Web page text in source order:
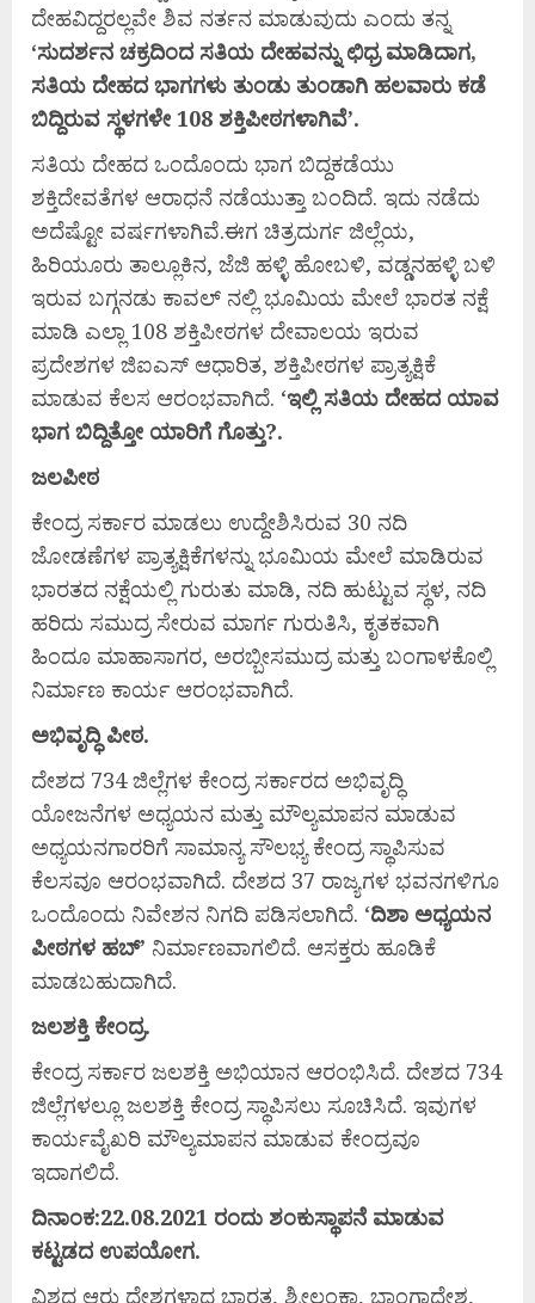
ದೇಹವಿದ್ದರಲ್ಲವೇ ಶಿವ ನರ್ತನ ಮಾಡುವುದು ಎಂದು ತನ್ನ
‘ಸುದರ್ಶನ ಚಕ್ರದಿಂದ ಸತಿಯ ದೇಹವನ್ನು ಛಿಧ್ರಮಾಡಿದಾಗ,
ಸತಿಯ ದೇಹದಭಾಗಗಳು ತುಂಡು ತುಂಡಾಗಿ ಹಲವಾರು ಕಡೆ
ಬಿದ್ದಿರುವ ಸ್ಥಳಗಳೇ 108 ಶಕ್ತಿಪೀಠಗಳಾಗಿವೆ’.
ಸತಿಯ ದೇಹದ ಒಂದೊಂದು ಭಾಗ ಬಿದ್ದಕಡೆಯು
ಶಕ್ತಿದೇವತೆಗಳ ಆರಾಧನೆ ನಡೆಯುತ್ತಾ ಬಂದಿದೆ. ಇದು ನಡೆದು
ಅದೆಷ್ಟೋ ವರ್ಷಗಳಾಗಿವೆ.ಈಗ ಚಿತ್ರದುರ್ಗ ಜಿಲ್ಲೆಯ,
ಹಿರಿಯೂರು ತಾಲ್ಲೂಕಿನ, ಜೆಜಿ ಹಳ್ಳಿ ಹೋಬಳಿ, ವಡ್ಡನಹಳ್ಳಿ ಬಳಿ
ಇರುವ ಬಗ್ಗನಡು ಕಾವಲ್ ನಲ್ಲಿ ಭೂಮಿಯ ಮೇಲೆ ಭಾರತ ನಕ್ಷೆ
ಮಾಡಿ ಎಲ್ಲಾ 108 ಶಕ್ತಿಪೀಠಗಳ ದೇವಾಲಯ ಇರುವ
ಪ್ರದೇಶಗಳ ಜಿಐಎಸ್ ಆಧಾರಿತ, ಶಕ್ತಿಪೀಠಗಳ ಪ್ರಾತ್ಯಕ್ಷಿಕೆ
ಮಾಡುವ ಕೆಲಸ ಆರಂಭವಾಗಿದೆ. ‘ಇಲ್ಲಿ ಸತಿಯ ದೇಹದ ಯಾವ
ಭಾಗ ಬಿದ್ದಿತ್ತೋ ಯಾರಿಗೆ ಗೊತ್ತು?.
ಜಲಪೀಠ
ಕೇಂದ್ರ ಸರ್ಕಾರ ಮಾಡಲು ಉದ್ದೇಶಿಸಿರುವ 30 ನದಿ
ಜೋಡಣೆಗಳ ಪ್ರಾತ್ಯಕ್ಷಿಕೆಗಳನ್ನು ಭೂಮಿಯ ಮೇಲೆ ಮಾಡಿರುವ
ಭಾರತದ ನಕ್ಷೆಯಲ್ಲಿ ಗುರುತು ಮಾಡಿ, ನದಿ ಹುಟ್ಟುವ ಸ್ಥಳ, ನದಿ
ಹರಿದು ಸಮುದ್ರ ಸೇರುವ ಮಾರ್ಗ ಗುರುತಿಸಿ, ಕೃತಕವಾಗಿ
ಹಿಂದೂ ಮಾಹಾಸಾಗರ, ಅರಬ್ಬೀಸಮುದ್ರ ಮತ್ತು ಬಂಗಾಳಕೊಲ್ಲಿ
ನಿರ್ಮಾಣ ಕಾರ್ಯ ಆರಂಭವಾಗಿದೆ.
ಅಭಿವೃದ್ಧಿ ಪೀಠ.
ದೇಶದ 734 ಜಿಲ್ಲೆಗಳ ಕೇಂದ್ರ ಸರ್ಕಾರದ ಅಭಿವೃದ್ಧಿ
ಯೋಜನೆಗಳ ಅಧ್ಯಯನ ಮತ್ತು ಮೌಲ್ಯಮಾಪನ ಮಾಡುವ
ಅಧ್ಯಯನಗಾರರಿಗೆ ಸಾಮಾನ್ಯ ಸೌಲಭ್ಯ ಕೇಂದ್ರ ಸ್ಥಾಪಿಸುವ
ಕೆಲಸವೂ ಆರಂಭವಾಗಿದೆ. ದೇಶದ 37 ರಾಜ್ಯಗಳ ಭವನಗಳಿಗೂ
ಒಂದೊಂದು ನಿವೇಶನ ನಿಗದಿ ಪಡಿಸಲಾಗಿದೆ. ‘ದಿಶಾ ಅಧ್ಯಯನ
ಪೀಠಗಳ ಹಬ್’ ನಿರ್ಮಾಣವಾಗಲಿದೆ. ಆಸಕ್ತರು ಹೂಡಿಕೆ
ಮಾಡಬಹುದಾಗಿದೆ.
ಜಲಶಕ್ತಿ ಕೇಂದ್ರ.
ಕೇಂದ್ರ ಸರ್ಕಾರ ಜಲಶಕ್ತಿ ಅಭಿಯಾನ ಆರಂಭಿಸಿದೆ. ದೇಶದ 734
ಜಿಲ್ಲೆಗಳಲ್ಲೂ ಜಲಶಕ್ತಿ ಕೇಂದ್ರ ಸ್ಥಾಪಿಸಲು ಸೂಚಿಸಿದೆ. ಇವುಗಳ
ಕಾರ್ಯವೈಖರಿ ಮೌಲ್ಯಮಾಪನ ಮಾಡುವ ಕೇಂದ್ರವೂ
ಇದಾಗಲಿದೆ.
ದಿನಾಂಕ:22.08.2021 ರಂದು ಶಂಕುಸ್ಥಾಪನೆ ಮಾಡುವ
ಕಟ್ಟಡದ ಉಪಯೋಗ.
ವಿಶ್ವದ ಆರು ದೇಶಗಳಾದ ಭಾರತ, ಶ್ರೀಲಂಕಾ, ಬಾಂಗ್ಲಾದೇಶ,